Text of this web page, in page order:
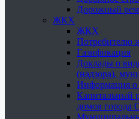
Дорожный
ЖКХ
ЖКХ
Потребителю
Газификация
Доклады о
(надзора),
Информация о
Капитальный
домов города